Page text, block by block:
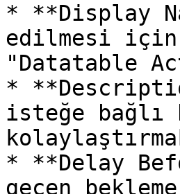
* **Display
edilmesi
"Datatable
*
isteğe bağlı
* **Delay
geçen